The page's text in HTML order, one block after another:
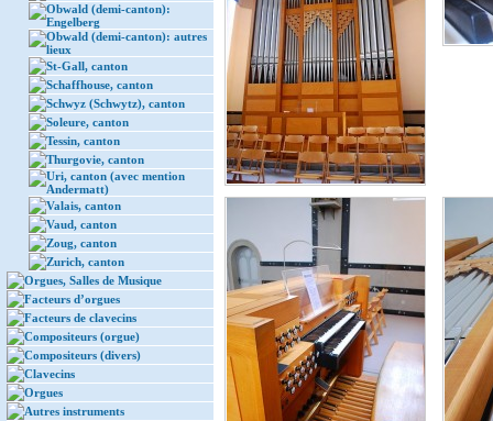
Obwald (demi-canton):
Engelberg
Obwald (demi-canton): autres
lieux
St-Gall, canton
Schaffhouse, canton
Schwyz (Schwytz), canton
Soleure, canton
Tessin, canton
Thurgovie, canton
Uri, canton (avec mention
Andermatt)
Valais, canton
Vaud, canton
Zoug, canton
Zurich, canton
Orgues, Salles de Musique
Facteurs d’orgues
Facteurs de clavecins
Compositeurs (orgue)
Compositeurs (divers)
Clavecins
Orgues
Autres instruments